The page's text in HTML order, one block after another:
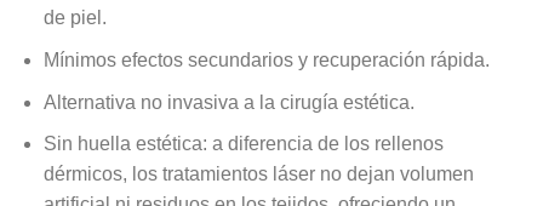
de piel .
Mínimos efectos secundarios y recuperación rápida.
Alternativa no invasiva a la cirugía estética.
Sin huella estética: a diferencia de los rellenos
dérmicos, los tratamientos láser no dejan volumen